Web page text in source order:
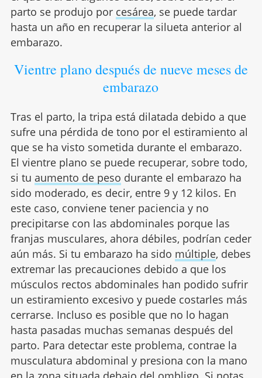
parto se produjo por cesárea, se puede tardar
hasta un año en recuperar la silueta anterior al
embarazo.
Vientre plano después de nueve meses de
embarazo
Tras el parto, la tripa está dilatada debido a que
sufre una pérdida de tono por el estiramiento al
que se ha visto sometida durante el embarazo.
El vientre plano se puede recuperar, sobre todo,
si tu aumento de peso durante el embarazo ha
sido moderado, es decir, entre 9 y 12 kilos. En
este caso, conviene tener paciencia y no
precipitarse con las abdominales porque las
franjas musculares, ahora débiles, podrían ceder
aún más. Si tu embarazo ha sido múltiple, debes
extremar las precauciones debido a que los
músculos rectos abdominales han podido sufrir
un estiramiento excesivo y puede costarles más
cerrarse. Incluso es posible que no lo hagan
hasta pasadas muchas semanas después del
parto. Para detectar este problema, contrae la
musculatura abdominal y presiona con la mano